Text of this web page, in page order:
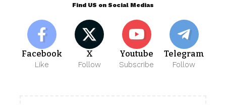
Find US on Social Medias
Facebook
Like
X
Follow
Youtube
Subscribe
Telegram
Follow